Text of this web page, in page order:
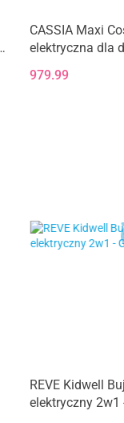
CASSIA Maxi
elektryczna dla
979.99
REVE Kidwell
elektryczny 2w1